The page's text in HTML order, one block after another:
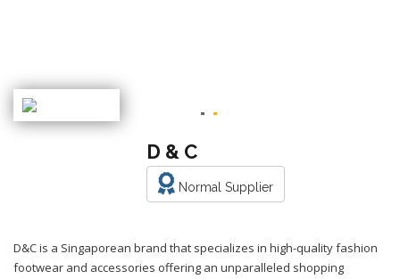
D & C
Normal Supplier
D&C is a Singaporean brand that specializes in high-quality fashion
footwear and accessories offering an unparalleled shopping